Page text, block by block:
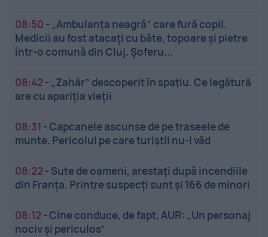
08:50 - „Ambulanța neagră” care fură copii.
Medicii au fost atacați cu bâte, topoare și pietre
într-o comună din Cluj. Șoferu...
08:42 - „Zahăr” descoperit în spațiu. Ce legătură
are cu apariția vieții
08:31 -Capcanele ascunse de pe traseele de
munte. Pericolul pe care turiștii nu-l văd
08:22 - Sute de oameni, arestați după incendiile
din Franța. Printre suspecți sunt și 166 de minori
08:12 -Cine conduce, de fapt, AUR: „Un personaj
nociv și periculos”